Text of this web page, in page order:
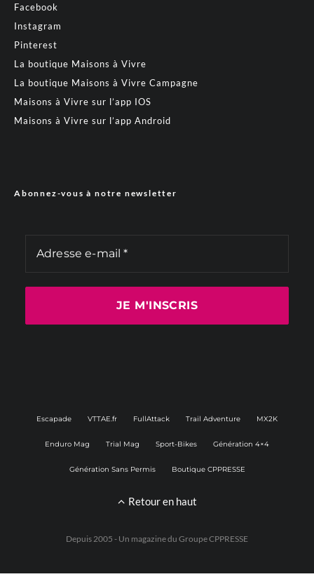
Facebook
Instagram
Pinterest
La boutique Maisons à Vivre
La boutique Maisons à Vivre Campagne
Maisons à Vivre sur l’app IOS
Maisons à Vivre sur l’app Android
Abonnez-vous à notre newsletter
Escapade VTTAE.fr FullAttack Trail Adventure MX2K
Enduro Mag Trial Mag Sport-Bikes Génération 4×4
Génération Sans Permis Boutique CPPRESSE
Retour en haut
Depuis 2005 - Un magazine du Groupe CPPRESSE